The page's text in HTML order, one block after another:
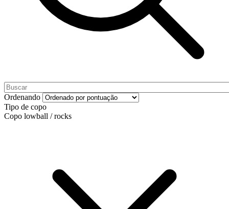
Ordenando
Tipo de copo
Copo lowball / rocks